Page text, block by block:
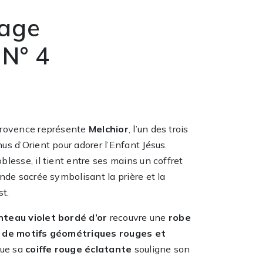
4
représente Melchior, l’un des trois
d’Orient pour adorer l’Enfant Jésus.
il tient entre ses mains un coffret
sacrée symbolisant la prière et la
violet bordé d’or recouvre une robe
de motifs géométriques rouges et
sa coiffe rouge éclatante souligne son